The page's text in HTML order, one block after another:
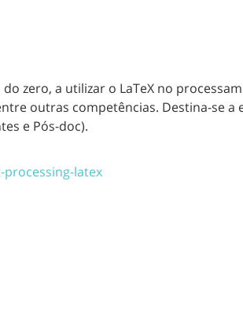
zero, a utilizar o LaTeX no
outras competências. Destina-se
e Pós-doc).
latex